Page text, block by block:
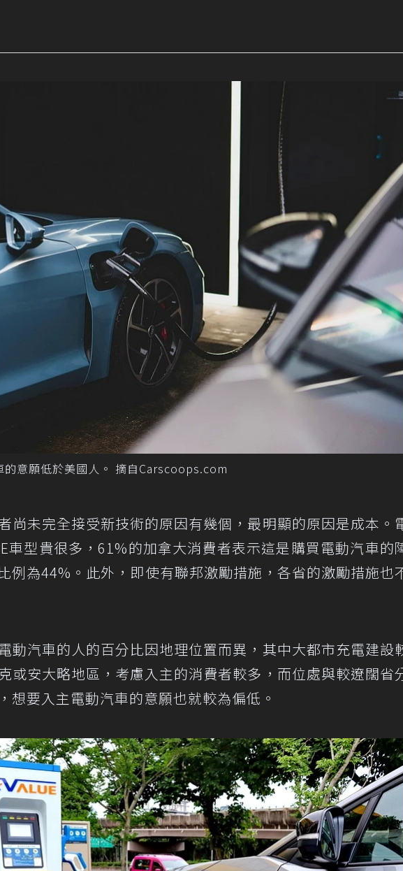
的意願低於美國人。 摘自Carscoops.com
尚未完全接受新技術的原因有幾個，最明顯的原因是成本。
車型貴很多，61%的加拿大消費者表示這是購買電動汽車的
例為44%。此外，即使有聯邦激勵措施，各省的激勵措施也
動汽車的人的百分比因地理位置而異，其中大都市充電建設
或安大略地區，考慮入主的消費者較多，而位處與較遼闊省
想要入主電動汽車的意願也就較為偏低。